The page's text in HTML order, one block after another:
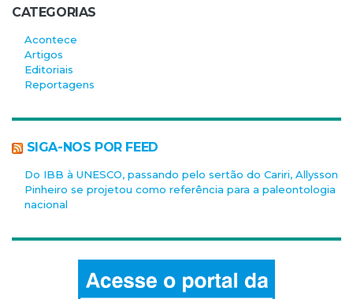
CATEGORIAS
Acontece
Artigos
Editoriais
Reportagens
SIGA-NOS POR FEED
Do IBB à UNESCO, passando pelo sertão do Cariri, Allysson
Pinheiro se projetou como referência para a paleontologia
nacional